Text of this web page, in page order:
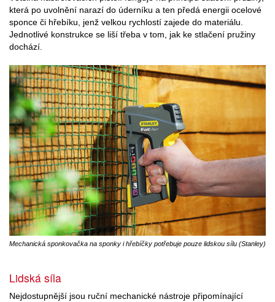
která po uvolnění narazí do úderníku a ten předá energii ocelové
sponce či hřebíku, jenž velkou rychlostí zajede do materiálu.
Jednotlivé konstrukce se liší třeba v tom, jak ke stlačení pružiny
dochází.
Mechanická sponkovačka na sponky i hřebíčky potřebuje pouze lidskou sílu (Stanley)
Lidská síla
Nejdostupnější jsou ruční mechanické nástroje připomínající